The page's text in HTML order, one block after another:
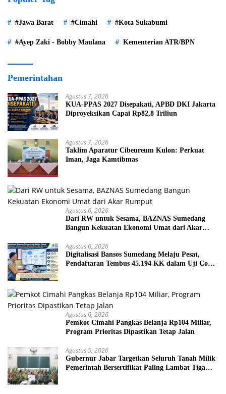
#Jawa Barat #Cimahi #Kota Sukabumi
#Ayep Zaki - Bobby Maulana Kementerian ATR/BPN
Pemerintahan
Agustus 7, 2026
KUA-PPAS 2027 Disepakati, APBD DKI Jakarta
Diproyeksikan Capai Rp82,8 Triliun
Agustus 7, 2026
Taklim Aparatur Cibeureum Kulon: Perkuat
Iman, Jaga Kamtibmas
Agustus 6, 2026
Dari RW untuk Sesama, BAZNAS Sumedang
Bangun Kekuatan Ekonomi Umat dari Akar
Agustus 6, 2026
Digitalisasi Bansos Sumedang Melaju Pesat,
Pendaftaran Tembus 45.194 KK dalam Uji Coba
Agustus 6, 2026
Pemkot Cimahi Pangkas Belanja Rp104 Miliar,
Program Prioritas Dipastikan Tetap Jalan
Agustus 5, 2026
Gubernur Jabar Targetkan Seluruh Tanah Milik
Pemerintah Bersertifikat Paling Lambat Tiga